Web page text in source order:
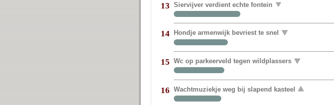
13 Siervijver verdient echte fontein
14 Hondje armenwijk bevriest te snel
15 Wc op parkeerveld tegen wildplassers
16 Wachtmuziekje weg bij slapend kasteel